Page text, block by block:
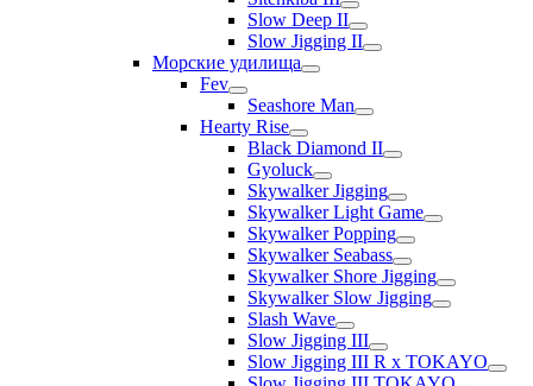
Slow Deep II
Slow Jigging II
Морские удилища
Fev
Seashore Man
Hearty Rise
Black Diamond II
Gyoluck
Skywalker Jigging
Skywalker Light Game
Skywalker Popping
Skywalker Seabass
Skywalker Shore Jigging
Skywalker Slow Jigging
Slash Wave
Slow Jigging III
Slow Jigging III R x TOKAYO